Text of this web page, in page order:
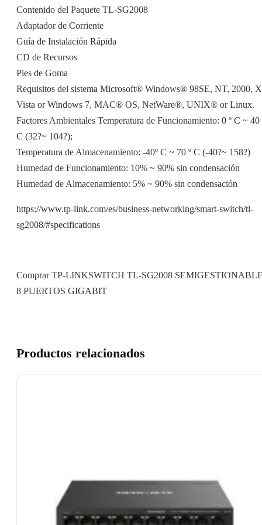
Contenido del Paquete TL-SG2008
Adaptador de Corriente
Guía de Instalación Rápida
CD de Recursos
Pies de Goma
Requisitos del sistema Microsoft® Windows® 98SE, NT, 2000,
Vista or Windows 7, MAC® OS, NetWare®, UNIX® or Linux.
Factores Ambientales Temperatura de Funcionamiento: 0 º C ~ 40
C (32?~ 104?);
Temperatura de Almacenamiento: -40º C ~ 70 º C (-40?~ 158?)
Humedad de Funcionamiento: 10% ~ 90% sin condensación
Humedad de Almacenamiento: 5% ~ 90% sin condensación
https://www.tp-link.com/es/business-networking/smart-switch/tl-
sg2008/#specifications
Comprar TP-LINKSWITCH TL-SG2008
8 PUERTOS GIGABIT
Productos relacionados